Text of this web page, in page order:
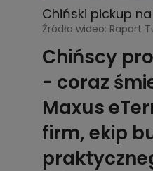
Chiński pickup
Źródło wideo: Raport
Chińscy
- coraz
Maxus
firm, ekip